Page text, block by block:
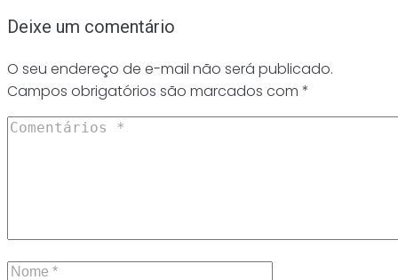
Deixe um comentário
O seu endereço de e-mail não será publicado.
Campos obrigatórios são marcados com *